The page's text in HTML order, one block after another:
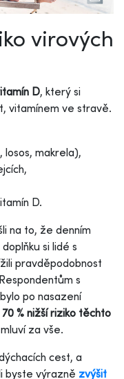
virových
D, který si
vitamínem ve stravě.
losos, makrela),
D.
na to, že denním
si lidé s
pravděpodobnost
s
po nasazení
% nižší riziko těchto
za vše.
cest, a
byste výrazně zvýšit